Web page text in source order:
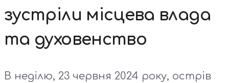
зустріли місцева влада
та духовенство
В неділю, 23 червня 2024 року, острів